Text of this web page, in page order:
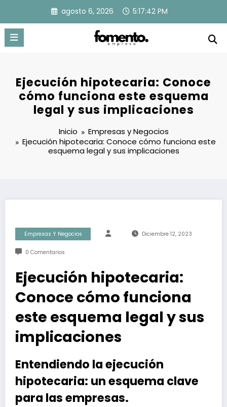
contenido
agosto 6, 2026 5:17:43 PM
Ejecución hipotecaria: Conoce
cómo funciona este esquema
legal y sus implicaciones
Inicio
Empresas y Negocios
Ejecución hipotecaria: Conoce cómo funciona este
esquema legal y sus implicaciones
Empresas Y Negocios Diciembre 12, 2023
0 Comentarios
Ejecución hipotecaria:
Conoce cómo funciona
este esquema legal y sus
implicaciones
Entendiendo la ejecución
hipotecaria: un esquema clave
para las empresas.